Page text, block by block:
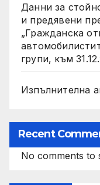
Данни за
и предявени
„Гражданска
групи, към
Изпълнителна
Recent
No comments to